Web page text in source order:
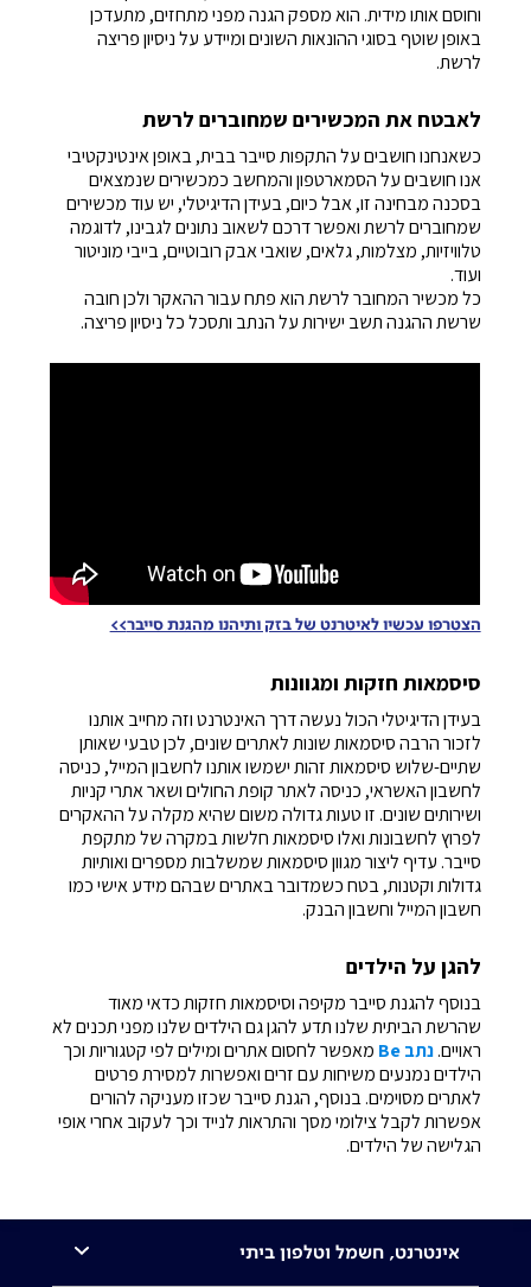
וחוסם אותו מידית. הוא מספק הגנה מפני מתחזים, מתעדכן
באופן שוטף בסוגי ההונאות השונים ומיידע על ניסיון פריצה
לרשת.
לאבטח את המכשירים שמחוברים לרשת
כשאנחנו חושבים על התקפות סייבר בבית, באופן אינטינקטיבי
אנו חושבים על הסמארטפון והמחשב כמכשירים שנמצאים
בסכנה מבחינה זו, אבל כיום, בעידן הדיגיטלי, יש עוד מכשירים
שמחוברים לרשת ואפשר דרכם לשאוב נתונים לגבינו, לדוגמה
טלוויזיות, מצלמות, גלאים, שואבי אבק רובוטיים, בייבי מוניטור
ועוד.
כל מכשיר המחובר לרשת הוא פתח עבור ההאקר ולכן חובה
שרשת ההגנה תשב ישירות על הנתב ותסכל כל ניסיון פריצה.
הצטרפו עכשיו לאיטרנט של בזק ותיהנו מהגנת סייבר>>
סיסמאות חזקות ומגוונות
בעידן הדיגיטלי הכול נעשה דרך האינטרנט וזה מחייב אותנו
לזכור הרבה סיסמאות שונות לאתרים שונים, לכן טבעי שאותן
שתיים-שלוש סיסמאות זהות ישמשו אותנו לחשבון המייל, כניסה
לחשבון האשראי, כניסה לאתר קופת החולים ושאר אתרי קניות
ושירותים שונים. זו טעות גדולה משום שהיא מקלה על ההאקרים
לפרוץ לחשבונות ואלו סיסמאות חלשות במקרה של מתקפת
סייבר. עדיף ליצור מגוון סיסמאות שמשלבות מספרים ואותיות
גדולות וקטנות, בטח כשמדובר באתרים שבהם מידע אישי כמו
חשבון המייל וחשבון הבנק.
להגן על הילדים
בנוסף להגנת סייבר מקיפה וסיסמאות חזקות כדאי מאוד
שהרשת הביתית שלנו תדע להגן גם הילדים שלנו מפני תכנים לא
ראויים.נתב Be
מאפשר לחסום אתרים ומילים לפי קטגוריות וכך
הילדים נמנעים משיחות עם זרים ואפשרות למסירת פרטים
לאתרים מסוימים. בנוסף, הגנת סייבר שכזו מעניקה להורים
אפשרות לקבל צילומי מסך והתראות לנייד וכך לעקוב אחרי אופי
הגלישה של הילדים.
אינטרנט, חשמל וטלפון ביתי